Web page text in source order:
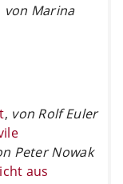
von Marina
, von Rolf Euler
Peter Nowak
aus